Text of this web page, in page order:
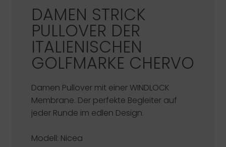
DAMEN STRICK
PULLOVER DER
ITALIENISCHEN
GOLFMARKE CHERVO
Damen Pullover mit einer WINDLOCK
Membrane. Der perfekte Begleiter auf
jeder Runde im edlen Design.
Modell: Nicea